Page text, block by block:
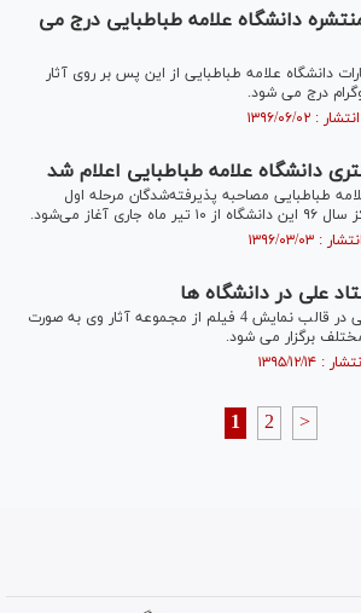
دانشگاه علامه طباطبایی درج می
دانشگاه علامه طباطبایی از این پس بر روی آثار
درج می شود.
دانشگاه علامه طباطبایی اعلام شد
طباطبایی مصاحبه پذیرفته‌شدگان مرحله اول
آغاز می‌شود.
علی در دانشگاه ها
مرور آثار محسن استادعلی در قالب نمایش 4 فیلم از مجموعه آثار وی به صورت
برگزار می شود.
1 2 >